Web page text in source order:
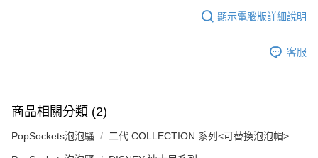
顯示電腦版詳細說明
客服
商品相關分類 (2)
PopSockets泡泡騷 二代 COLLECTION 系列<可替換泡泡帽>